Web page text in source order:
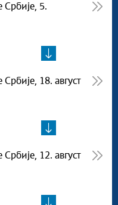
Србије, 5.
18. август
12. август